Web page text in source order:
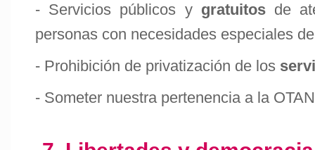
- Servicios públicos y gratuitosde
personas con necesidades especiales
- Prohibición de privatización de los
- Someter nuestra pertenencia a la